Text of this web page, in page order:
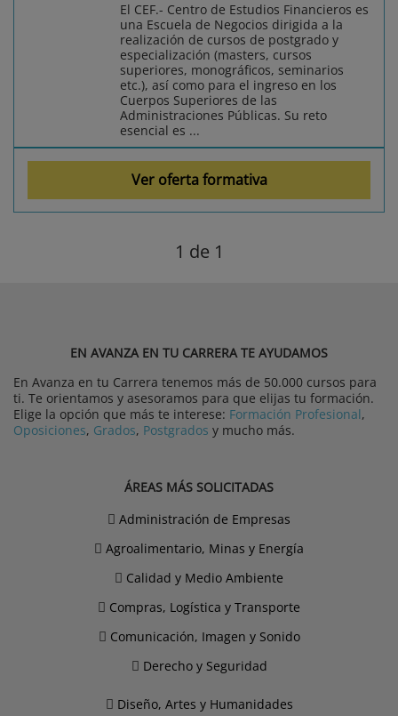
El CEF.- Centro de Estudios Financieros es
una Escuela de Negocios dirigida a la
realización de cursos de postgrado y
especialización (masters, cursos
superiores, monográficos, seminarios
etc.), así como para el ingreso en los
Cuerpos Superiores de las
Administraciones Públicas. Su reto
esencial es ...
Ver oferta formativa
1 de 1
EN AVANZA EN TU CARRERA TE AYUDAMOS
En Avanza en tu Carrera tenemos más de 50.000 cursos para
ti. Te orientamos y asesoramos para que elijas tu formación.
Elige la opción que más te interese: Formación Profesional,
Oposiciones, Grados, Postgrados y mucho más.
ÁREAS MÁS SOLICITADAS
Administración de Empresas
Agroalimentario, Minas y Energía
Calidad y Medio Ambiente
Compras, Logística y Transporte
Comunicación, Imagen y Sonido
Derecho y Seguridad
Diseño, Artes y Humanidades